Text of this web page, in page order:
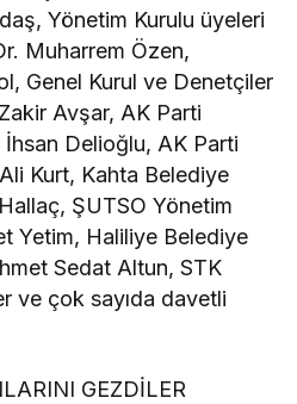
Yönetim Kurulu üyeleri
Muharrem Özen,
Genel Kurul ve Denetçiler
Avşar, AK Parti
İhsan Delioğlu, AK Parti
Kurt, Kahta Belediye
ŞUTSO Yönetim
Yetim, Haliliye Belediye
Sedat Altun, STK
ve çok sayıda davetli
GEZDİLER